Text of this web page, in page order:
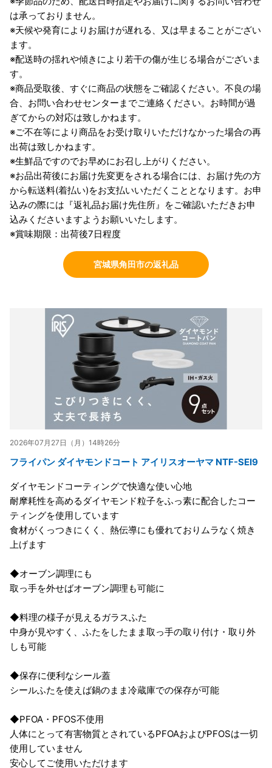
は承っておりません。
※天候や発育によりお届けが遅れる、又は早まることがござい
ます。
※配送時の揺れや傾きにより若干の傷が生じる場合がございま
す。
※商品受取後、すぐに商品の状態をご確認ください。不良の場
合、お問い合わせセンターまでご連絡ください。お時間が過
ぎてからの対応は致しかねます。
※ご不在等により商品をお受け取りいただけなかった場合の再
出荷は致しかねます。
※生鮮品ですのでお早めにお召し上がりください。
※お品出荷後にお届け先変更をされる場合には、お届け先の方
から転送料(着払い)をお支払いいただくこととなります。お申
込みの際には『返礼品お届け先住所』をご確認いただきお申
込みくださいますようお願いいたします。
※賞味期限：出荷後7日程度
宮城県角田市の返礼品
2026年07月27日（月）14時26分
フライパン ダイヤモンドコート アイリスオーヤマ NTF-SEI9
ダイヤモンドコーティングで快適な使い心地
耐摩耗性を高めるダイヤモンド粒子をふっ素に配合したコー
ティングを使用しています
食材がくっつきにくく、熱伝導にも優れておりムラなく焼き
上げます
◆オーブン調理にも
取っ手を外せばオーブン調理も可能に
◆料理の様子が見えるガラスふた
中身が見やすく、ふたをしたまま取っ手の取り付け・取り外
しも可能
◆保存に便利なシール蓋
シールふたを使えば鍋のまま冷蔵庫での保存が可能
◆PFOA・PFOS不使用
人体にとって有害物質とされているPFOAおよびPFOSは一切
使用していません
安心してご使用いただけます